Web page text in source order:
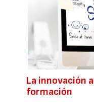
La innovación
formación